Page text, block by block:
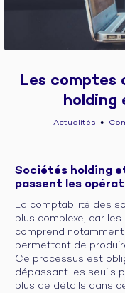
Les comptes
holding
Actualités ●
Sociétés holding
passent les
La comptabilité des
plus complexe, car
comprend
permettant de
Ce processus est
dépassant les seuils
plus de détails dans